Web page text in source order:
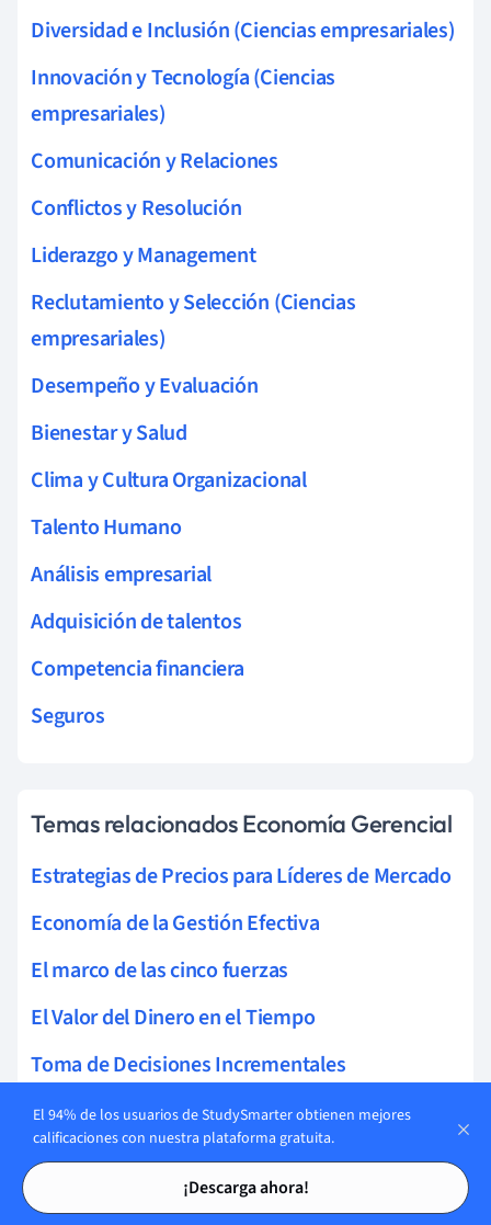
Tarjetas de estudio
Tarjetas de estudio
Diversidad e Inclusión (Ciencias empresariales)
Innovación y Tecnología (Ciencias
empresariales)
Comunicación y Relaciones
Conflictos y Resolución
Liderazgo y Management
Reclutamiento y Selección (Ciencias
empresariales)
Desempeño y Evaluación
Bienestar y Salud
Clima y Cultura Organizacional
Talento Humano
Análisis empresarial
Adquisición de talentos
Competencia financiera
Seguros
Temas relacionados Economía Gerencial
Estrategias de Precios para Líderes de Mercado
Economía de la Gestión Efectiva
El marco de las cinco fuerzas
El Valor del Dinero en el Tiempo
Toma de Decisiones Incrementales
Decisiones basadas en datos
Método de Mínimos Cuadrados Ordinarios
Principio de Equimarginal
El 94% de los usuarios de StudySmarter obtienen mejores
calificaciones con nuestra plataforma gratuita.
¡Descarga ahora!